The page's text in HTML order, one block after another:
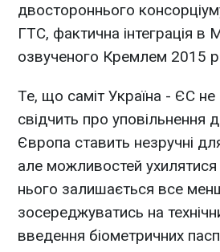
двостороннього
ГТС, фактична інтеграція
озвученого Кремлем 2015
Те, що саміт Україна - ЄС
свідчить про уповільнення
Європа ставить незручні
але можливостей ухилятися
нього залишається все
зосереджуватись на
введення біометричних